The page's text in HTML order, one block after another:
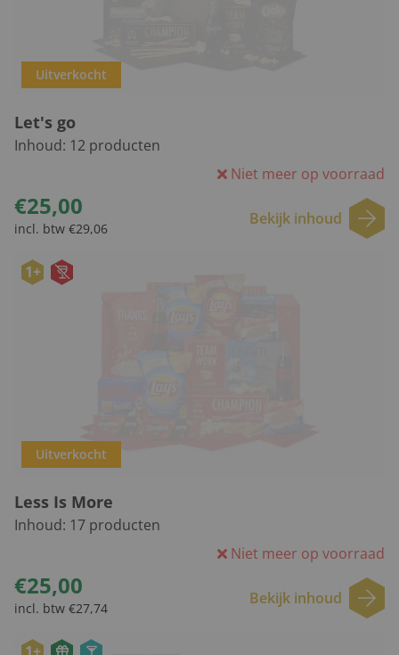
Uitverkocht
Let's go
Inhoud: 12 producten
Niet meer op voorraad
€25,00
incl. btw €29,06
Bekijk inhoud
1+
Uitverkocht
Less Is More
Inhoud: 17 producten
Niet meer op voorraad
€25,00
incl. btw €27,74
Bekijk inhoud